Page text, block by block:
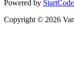
Powered by
Copyright © 2026